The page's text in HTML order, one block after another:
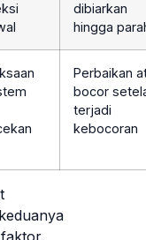
dibiarkan
hingga
Perbaikan
bocor
terjadi
kebocoran